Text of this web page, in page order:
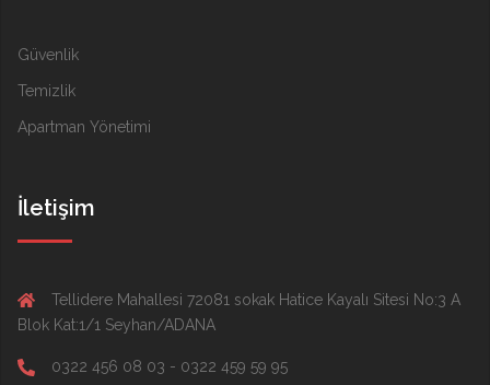
Güvenlik
Temizlik
Apartman Yönetimi
İletişim
Tellidere Mahallesi 72081 sokak Hatice Kayalı Sitesi No:3 A
Blok Kat:1/1 Seyhan/ADANA
0322 456 08 03 - 0322 459 59 95